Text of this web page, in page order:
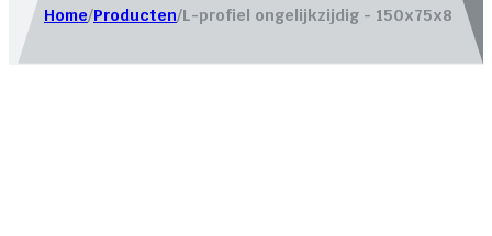
Home/Producten/L-profiel ongelijkzijdig - 150x75x8